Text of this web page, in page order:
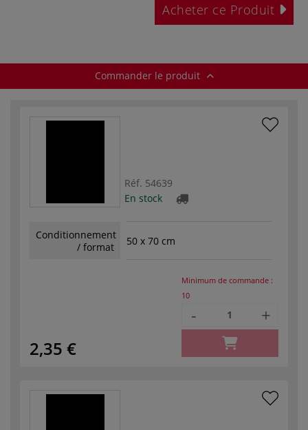
Acheter ce Produit
Commander le produit
Réf. 54639
En stock
Conditionnement
/ format
50 x 70 cm
2,35 €
Minimum de commande :
10
- +